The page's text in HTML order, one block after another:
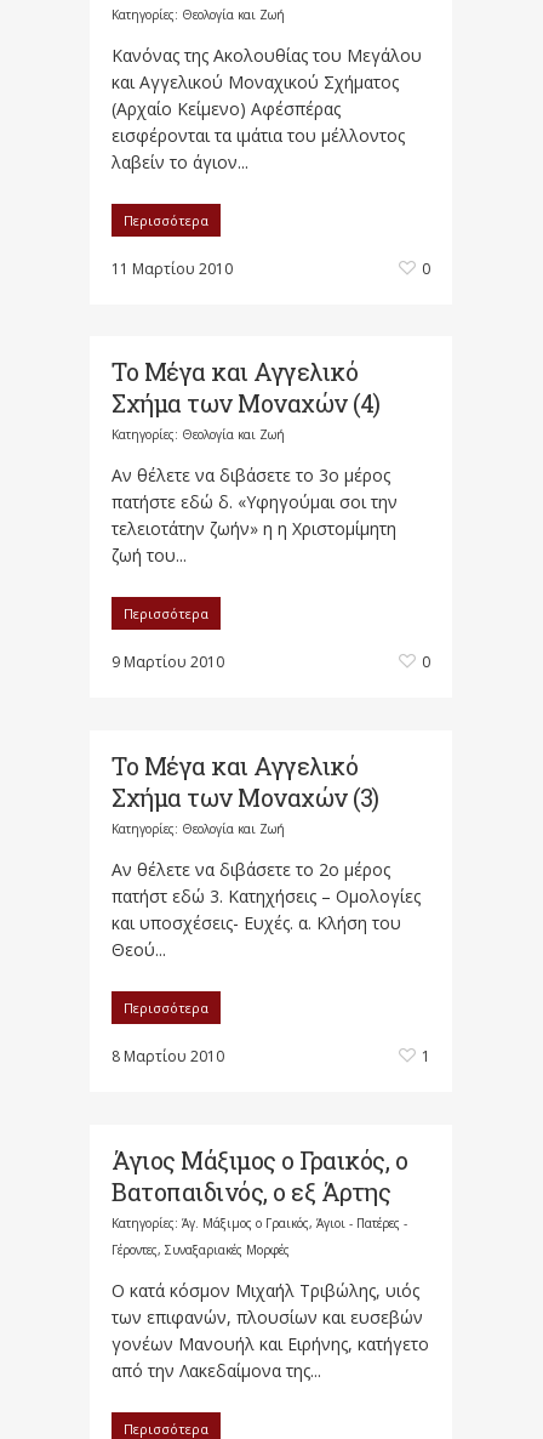
Κατηγορίες: Θεολογία και Ζωή
Κανόνας της Ακολουθίας του Μεγάλου
και Αγγελικού Μοναχικού Σχήματος
(Αρχαίο Κείμενο) Αφ΄εσπέρας
εισφέρονται τα ιμάτια του μέλλοντος
λαβείν το άγιον...
Περισσότερα
11 Μαρτίου 2010 0
Το Μέγα και Αγγελικό
Σχήμα των Μοναχών (4)
Κατηγορίες: Θεολογία και Ζωή
Αν θέλετε να διβάσετε το 3ο μέρος
πατήστε εδώ δ. «Υφηγούμαι σοι την
τελειοτάτην ζωήν» η η Χριστομίμητη
ζωή του...
Περισσότερα
9 Μαρτίου 2010 0
Το Μέγα και Αγγελικό
Σχήμα των Μοναχών (3)
Κατηγορίες: Θεολογία και Ζωή
Αν θέλετε να διβάσετε το 2ο μέρος
πατήστ εδώ 3. Κατηχήσεις – Ομολογίες
και υποσχέσεις- Ευχές. α. Κλήση του
Θεού...
Περισσότερα
8 Μαρτίου 2010 1
Άγιος Μάξιμος ο Γραικός, ο
Βατοπαιδινός, ο εξ Άρτης
Κατηγορίες: Άγ. Μάξιμος ο Γραικός, Άγιοι - Πατέρες -
Γέροντες, Συναξαριακές Μορφές
Ο κατά κόσμον Μιχαήλ Τριβώλης, υιός
των επιφανών, πλουσίων και ευσεβών
γονέων Μανουήλ και Ειρήνης, κατήγετο
από την Λακεδαίμονα της...
Περισσότερα